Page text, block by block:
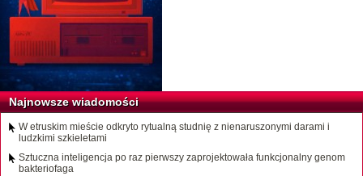
Najnowsze wiadomości
W etruskim mieście odkryto rytualną studnię z nienaruszonymi darami i
ludzkimi szkieletami
Sztuczna inteligencja po raz pierwszy zaprojektowała funkcjonalny genom
bakteriofaga